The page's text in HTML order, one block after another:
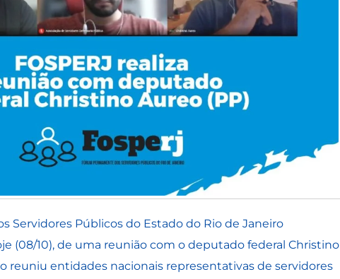
Servidores Públicos do Estado do Rio de Janeiro
(08/10), de uma reunião com o deputado federal Christino
reuniu entidades nacionais representativas de servidores